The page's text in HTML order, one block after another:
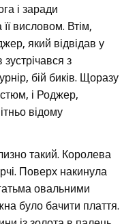
і заради
її висловом. Втім,
який відвідав у
з
бій биків. Щоразу
і Роджер,
відому
такий. Королева
Поверх накинула
овальними
було бачити плаття.